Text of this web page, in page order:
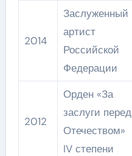
2014
Заслуженный
артист
Российской
Федерации
2012
Орден «За
заслуги перед
Отечеством»
IV степени